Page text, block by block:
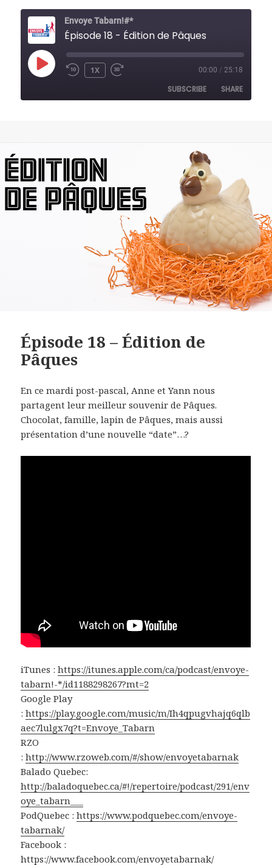
Envoye Tabarn!#*
Épisode 18 - Édition de Pâques
PLAY
EPISODE REWIND
1X
FAST
00:00 / 25:18
SUBSCRIBE SHARE
EMBED
Épisode 18 – Édition de
Pâques
En ce mardi post-pascal, Anne et Yann nous
partagent leur meilleur souvenir de Pâques.
Chocolat, famille, lapin de Pâques, mais aussi
présentation d’une nouvelle “date”…?
iTunes :https://itunes.apple.com/ca/podcast/envoye-
tabarn!-*/id1188298267?mt=2
Google Play
:https://play.google.com/music/m/Ih4qpugvhajq6qlb
aec7lulgx7q?t=Envoye_Tabarn
RZO
:http://www.rzoweb.com/#/show/envoyetabarnak
Balado Quebec:
http://baladoquebec.ca/#!/repertoire/podcast/291/env
oye_tabarn___
PodQuebec :https://www.podquebec.com/envoye-
tabarnak/
Facebook :
https://www.facebook.com/envoyetabarnak/